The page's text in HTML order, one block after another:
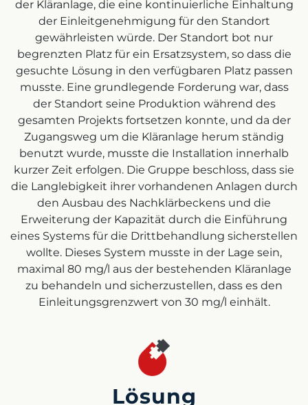
der Kläranlage, die eine kontinuierliche Einhaltung
der Einleitgenehmigung für den Standort
gewährleisten würde. Der Standort bot nur
begrenzten Platz für ein Ersatzsystem, so dass die
gesuchte Lösung in den verfügbaren Platz passen
musste. Eine grundlegende Forderung war, dass
der Standort seine Produktion während des
gesamten Projekts fortsetzen konnte, und da der
Zugangsweg um die Kläranlage herum ständig
benutzt wurde, musste die Installation innerhalb
kurzer Zeit erfolgen. Die Gruppe beschloss, dass sie
die Langlebigkeit ihrer vorhandenen Anlagen durch
den Ausbau des Nachklärbeckens und die
Erweiterung der Kapazität durch die Einführung
eines Systems für die Drittbehandlung sicherstellen
wollte. Dieses System musste in der Lage sein,
maximal 80 mg/l aus der bestehenden Kläranlage
zu behandeln und sicherzustellen, dass es den
Einleitungsgrenzwert von 30 mg/l einhält.
Lösung